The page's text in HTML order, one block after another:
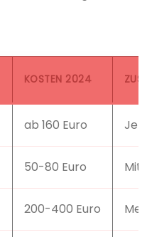
KOSTEN 2024
ab 160 Euro Je
50-80 Euro Mit
200-400 Euro